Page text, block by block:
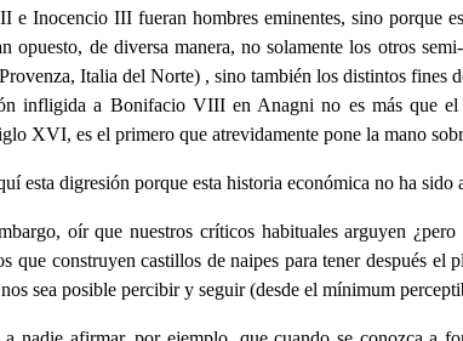
e Inocencio III fueran hombres eminentes, sino porque
opuesto, de diversa manera, no solamente los otros
Italia del Norte) , sino también los distintos
infligida a Bonifacio VIII en Anagni no es más que
XVI, es el primero que atrevidamente pone la mano
esta digresión porque esta historia económica no ha
oír que nuestros críticos habituales arguyen
que construyen castillos de naipes para tener después
sea posible percibir y seguir (desde el mínimum